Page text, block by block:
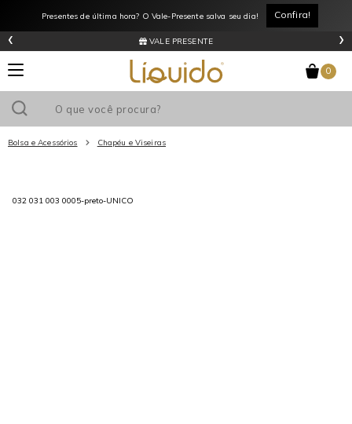
Presentes de última hora? O Vale-Presente salva seu dia! Confira!
VALE PRESENTE
‹ ›
0
Bolsa e Acessórios Chapéu e Viseiras
032 031 003 0005-preto-UNICO